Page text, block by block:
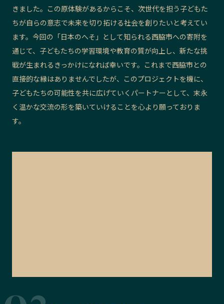
きました。この原体験があるからこそ、次世代を担う子どもた
ちが自らの意志で未来を切り拓ける社会を創りたいと考えてい
ます。今回の「日本のへそ」として知られる西脇市への寄附を
通じて、子どもたちの学習環境や教育の質が向上し、新たな挑
戦が生まれるきっかけになれば幸いです。これまで西脇市との
直接的な縁はありませんでしたが、このプロジェクトを機に、
子どもたちの可能性を共に広げていくパートナーとして、末永
く温かな交流の形を築いていけることを心より願っておりま
す。